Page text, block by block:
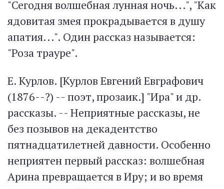
"Сегодня волшебная лунная ночь...", "Как
ядовитая змея прокрадывается в душу
апатия...". Один рассказ называется:
"Роза трауре".
Е. Курлов. [Курлов Евгений Евграфович
(1876--?) -- поэт, прозаик.] "Ира" и др.
рассказы. -- Неприятные рассказы, не
без позывов на декадентство
пятнадцатилетней давности. Особенно
неприятен первый рассказ: волшебная
Арина превращается в Иру; и во время